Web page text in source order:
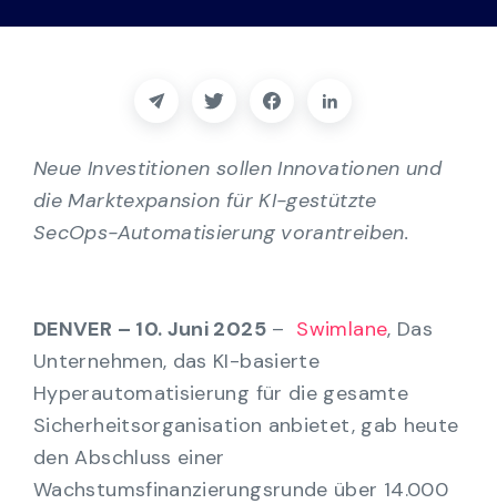
Partner
Unterstützung
Demo anfordern
Neue Investitionen sollen Innovationen und
die Marktexpansion für KI-gestützte
SecOps-Automatisierung vorantreiben.
DENVER – 10. Juni 2025– Swimlane, Das
Unternehmen, das KI-basierte
Hyperautomatisierung für die gesamte
Sicherheitsorganisation anbietet, gab heute
den Abschluss einer
Wachstumsfinanzierungsrunde über 14.000